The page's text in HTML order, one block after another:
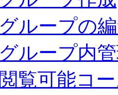
グループの
グループ内
閲覧可能コ